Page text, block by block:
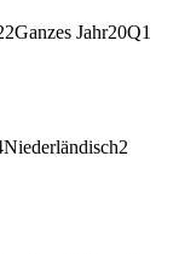
Ganzes Jahr20Q1
Niederländisch2